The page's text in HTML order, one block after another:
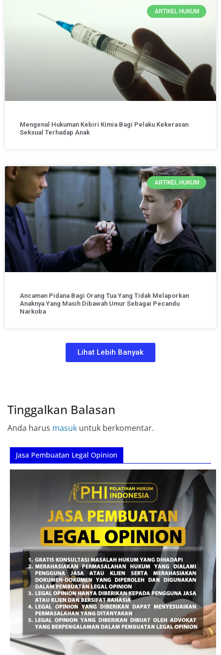
ARTIKEL HUKUM
Mengenal Hukuman Kebiri Kimia Bagi Pelaku Kekerasan
Seksual Terhadap Anak
ARTIKEL HUKUM
Ancaman Pidana Bagi Orang Tua Yang Tidak Melaporkan
Anaknya Yang Masih Dibawah Umur Sebagai Pecandu
Narkoba
Lihat Lebih Banyak
Tinggalkan Balasan
Anda harus masuk untuk berkomentar.
Jasa Pembuatan Legal Opinion